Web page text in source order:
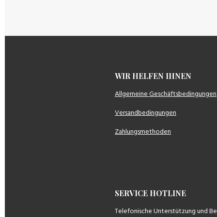
WIR HELFEN
Allgemeine Geschäftsbedingungen
Versandbedingungen
Zahlungsmethoden
SERVICE HOTLINE
Telefonische Unterstützung und